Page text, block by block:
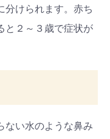
分けられます。赤ち
と２～３歳で症状が
ない水のような鼻み